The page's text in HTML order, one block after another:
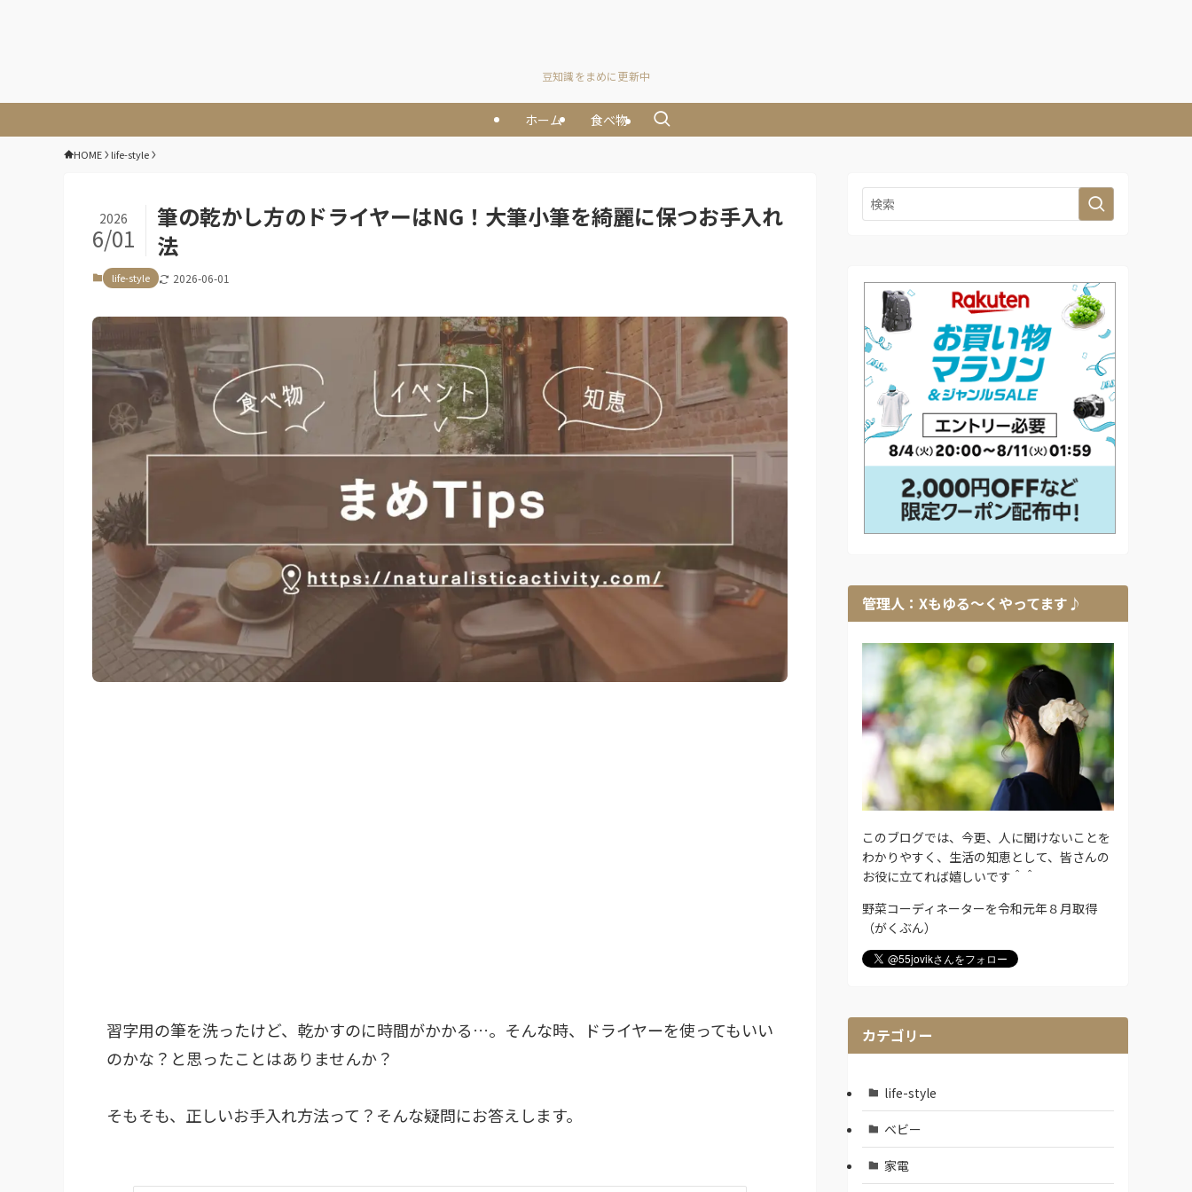
豆知識をまめに更新中
ホーム 食べ物
HOME life-style
筆の乾かし方のドライヤーはNG！大筆小筆を綺麗に保つお手入れ
法
2026
6/01
life-style 2026-06-01
習字用の筆を洗ったけど、乾かすのに時間がかかる…。そんな時、ドライヤーを使ってもいい
のかな？と思ったことはありませんか？
そもそも、正しいお手入れ方法って？ そんな疑問にお答えします。
管理人：Xもゆる～くやってます♪
このブログでは、今更、人に聞けないことを
わかりやすく、生活の知恵として、皆さんの
お役に立てれば嬉しいです＾＾
野菜コーディネーターを令和元年８月取得
（がくぶん）
カテゴリー
life-style
ベビー
家電